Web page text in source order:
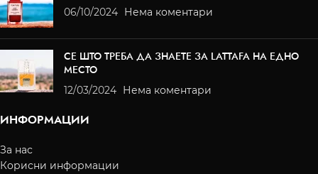
06/10/2024 Нема коментари
СЕ ШТО ТРЕБА ДА ЗНАЕТЕ ЗА LATTAFA НА ЕДНО
МЕСТО
12/03/2024 Нема коментари
ИНФОРМАЦИИ
За нас
Корисни информации